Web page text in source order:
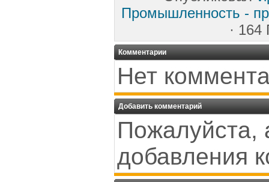
Промышленность -
· 164
Комментарии
Нет
Добавить комментарий
Пожалуйста,
добавления